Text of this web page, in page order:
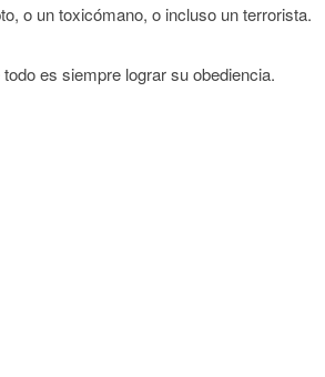
o un toxicómano, o incluso un terrorista.
es siempre lograr su obediencia.